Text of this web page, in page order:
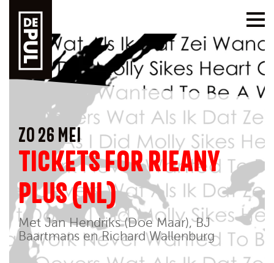
ZO 26 MEI
TICKETS FOR RIEANY
PLUS (NL)
Met Jan Hendriks (Doe Maar), BJ
Baartmans en Richard Wallenburg